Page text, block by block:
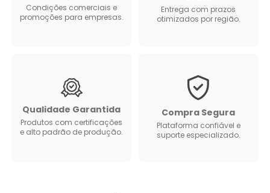
Condições comerciais e
promoções para empresas.
Entrega com prazos
otimizados por região.
Qualidade Garantida
Produtos com certificações
e alto padrão de produção.
Compra Segura
Plataforma confiável e
suporte especializado.